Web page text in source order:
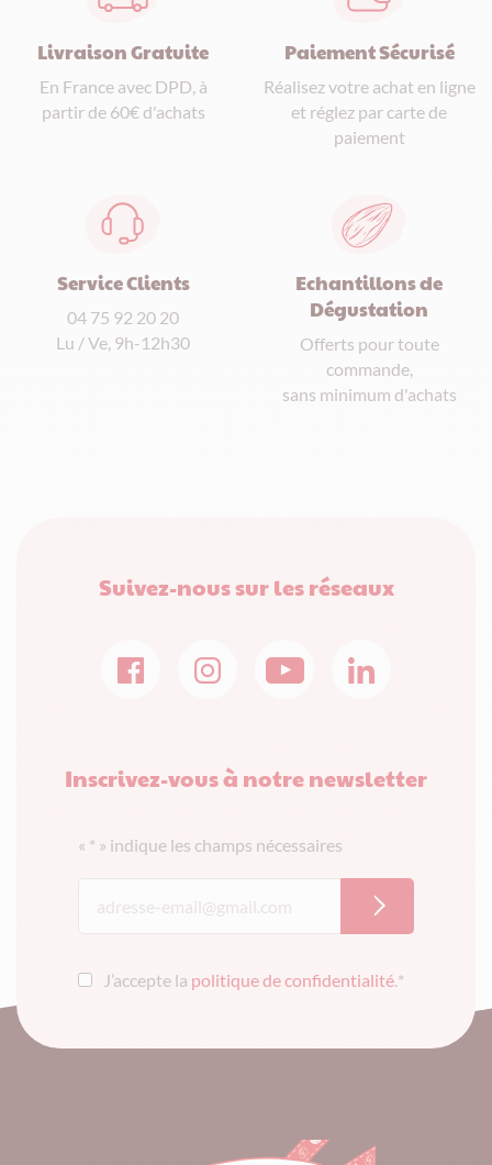
Livraison Gratuite
En France avec DPD, à
partir de 60€ d'achats
Paiement Sécurisé
Réalisez votre achat en ligne
et réglez par carte de
paiement
Service Clients
04 75 92 20 20
Lu / Ve, 9h-12h30
Echantillons de
Dégustation
Offerts pour toute
commande,
sans minimum d'achats
Suivez-nous sur les réseaux
Inscrivez-vous à notre newsletter
« * » indique les champs nécessaires
J’accepte la politique de confidentialité.*